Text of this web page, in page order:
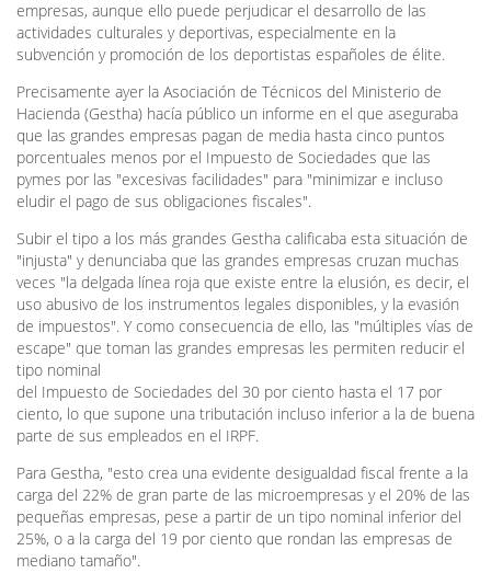
empresas, aunque ello puede perjudicar el desarrollo de las
actividades culturales y deportivas, especialmente en la
subvención y promoción de los deportistas españoles de élite.
Precisamente ayer la Asociación de Técnicos del Ministerio de
Hacienda (Gestha) hacía público un informe en el que aseguraba
que las grandes empresas pagan de media hasta cinco puntos
porcentuales menos por el Impuesto de Sociedades que las
pymes por las "excesivas facilidades" para "minimizar e incluso
eludir el pago de sus obligaciones fiscales".
Subir el tipo a los más grandes Gestha calificaba esta situación de
"injusta" y denunciaba que las grandes empresas cruzan muchas
veces "la delgada línea roja que existe entre la elusión, es decir, el
uso abusivo de los instrumentos legales disponibles, y la evasión
de impuestos". Y como consecuencia de ello, las "múltiples vías de
escape" que toman las grandes empresas les permiten reducir el
tipo nominal
del Impuesto de Sociedades del 30 por ciento hasta el 17 por
ciento, lo que supone una tributación incluso inferior a la de buena
parte de sus empleados en el IRPF.
Para Gestha, "esto crea una evidente desigualdad fiscal frente a la
carga del 22% de gran parte de las microempresas y el 20% de las
pequeñas empresas, pese a partir de un tipo nominal inferior del
25%, o a la carga del 19 por ciento que rondan las empresas de
mediano tamaño".